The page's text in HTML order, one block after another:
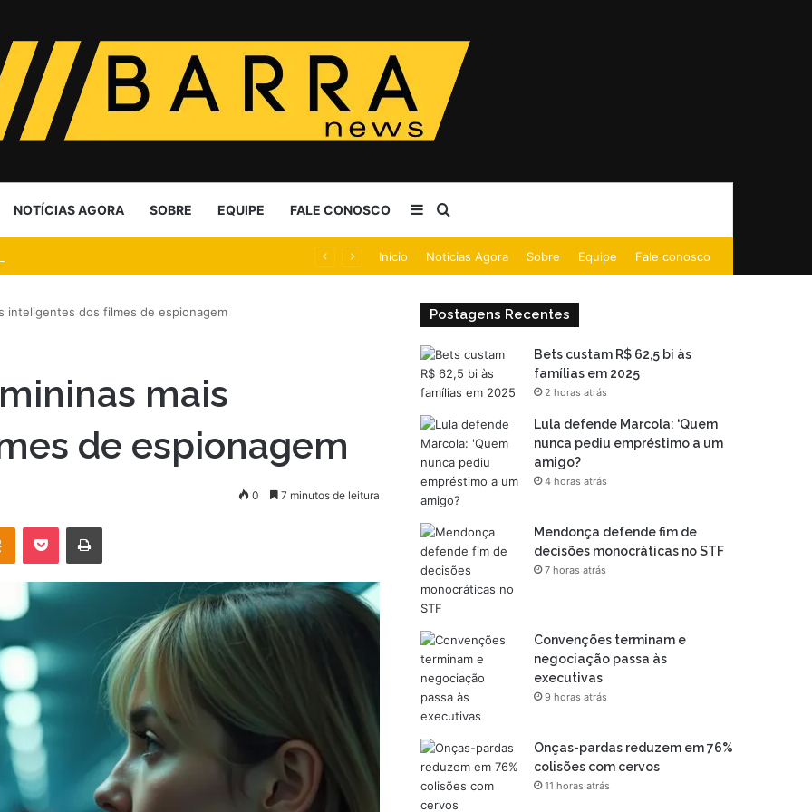
NOTÍCIAS AGORA SOBRE EQUIPE FALE CONOSCO Barra Lateral
pediu empréstimo a um amigo? Início Notícias Agora Sobre Equipe Fale conosco
inteligentes dos filmes de espionagem
mais
de espionagem
0 7 minutos de leitura
OK Pocket Imprimir
Postagens Recentes
Bets custam R$ 62,5 bi às
famílias em 2025
2 horas atrás
Lula defende Marcola: ‘Quem
nunca pediu empréstimo a um
amigo?
4 horas atrás
Mendonça defende fim de
decisões monocráticas no STF
7 horas atrás
Convenções terminam e
negociação passa às
executivas
9 horas atrás
Onças-pardas reduzem em 76%
colisões com cervos
11 horas atrás